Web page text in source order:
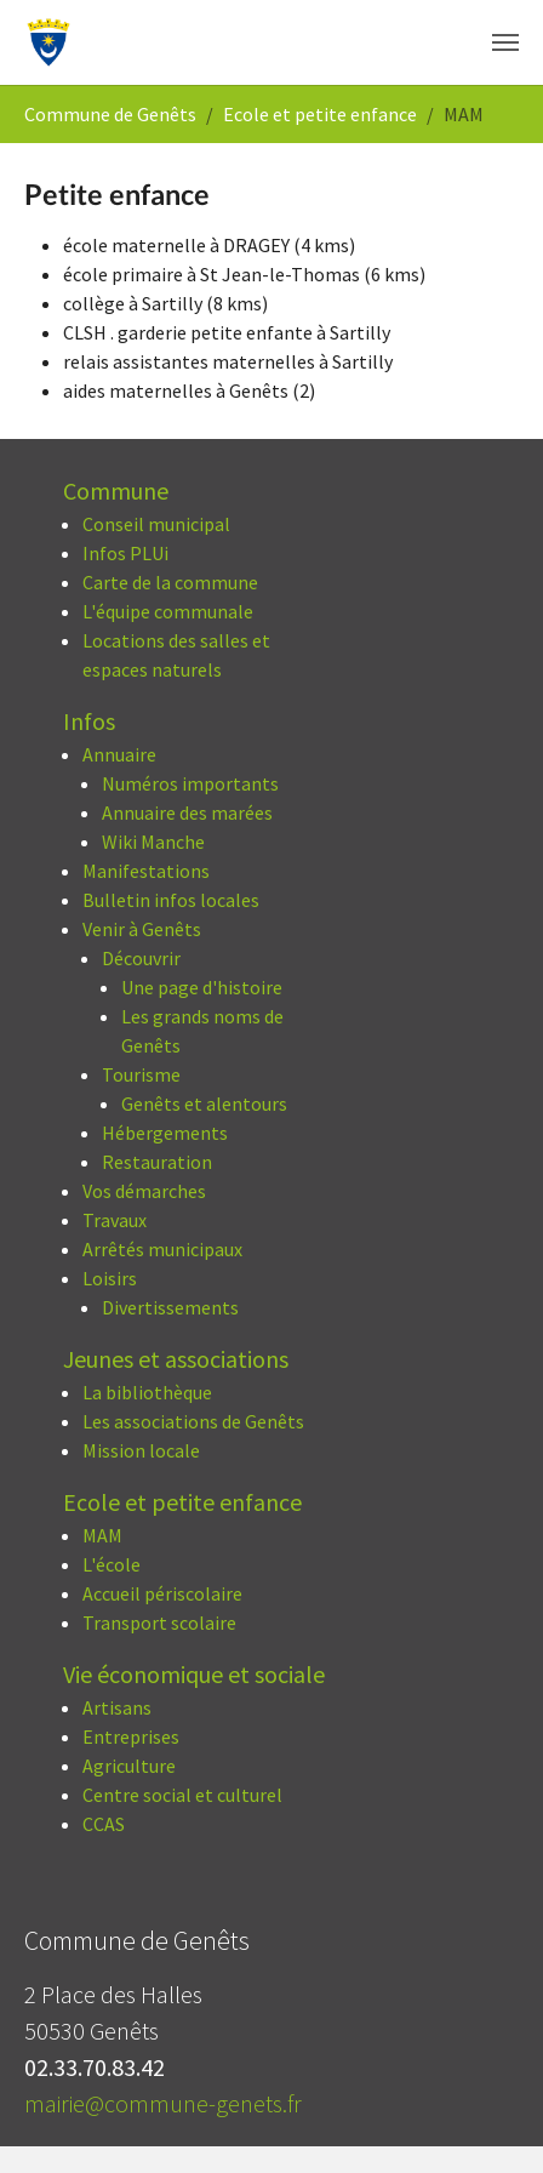
Commune de Genêts Ecole et petite enfance MAM
Petite enfance
école maternelle à DRAGEY (4 kms)
école primaire à St Jean-le-Thomas (6 kms)
collège à Sartilly (8 kms)
CLSH . garderie petite enfante à Sartilly
relais assistantes maternelles à Sartilly
aides maternelles à Genêts (2)
Commune
Conseil municipal
Infos PLUi
Carte de la commune
L'équipe communale
Locations des salles et
espaces naturels
Infos
Annuaire
Numéros importants
Annuaire des marées
Wiki Manche
Manifestations
Bulletin infos locales
Venir à Genêts
Découvrir
Une page d'histoire
Les grands noms de
Genêts
Tourisme
Genêts et alentours
Hébergements
Restauration
Vos démarches
Travaux
Arrêtés municipaux
Loisirs
Divertissements
Jeunes et associations
La bibliothèque
Les associations de Genêts
Mission locale
Ecole et petite enfance
MAM
L'école
Accueil périscolaire
Transport scolaire
Vie économique et sociale
Artisans
Entreprises
Agriculture
Centre social et culturel
CCAS
Commune de Genêts
2 Place des Halles
50530 Genêts
02.33.70.83.42
mairie@commune-genets.fr